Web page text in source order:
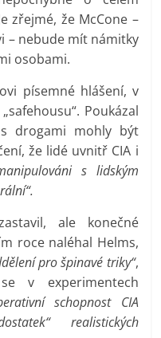
zřejmé, že McCone –
– nebude mít námitky
osobami.
písemné hlášení, v
Poukázal
drogami mohly být
že lidé uvnitř CIA i
s lidským
ale konečné
roce naléhal Helms,
pro špinavé triky“,
v experimentech
schopnost CIA
realistických